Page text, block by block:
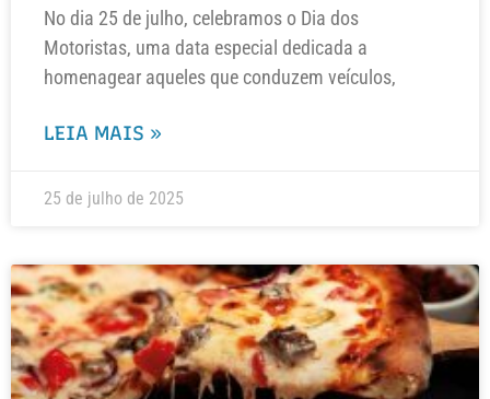
No dia 25 de julho, celebramos o Dia dos
Motoristas, uma data especial dedicada a
homenagear aqueles que conduzem veículos,
LEIA MAIS »
25 de julho de 2025